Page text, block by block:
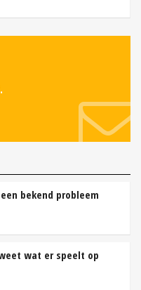
bekend probleem
wat er speelt op